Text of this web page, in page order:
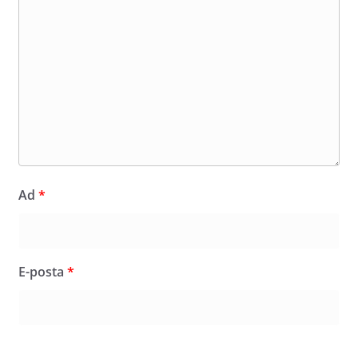
Ad *
E-posta *